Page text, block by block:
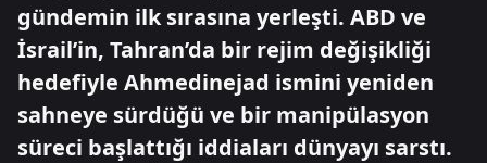
gündemin ilk sırasına yerleşti. ABD ve
İsrail’in, Tahran’da bir rejim değişikliği
hedefiyle Ahmedinejad ismini yeniden
sahneye sürdüğü ve bir manipülasyon
süreci başlattığı iddiaları dünyayı sarstı.